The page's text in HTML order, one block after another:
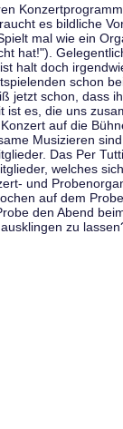
es bildliche
mal wie ein
hat!").
halt doch
schon
jetzt schon, dass
ist es, die uns
auf die
Musizieren
Das Per
welches
und
auf dem
den Abend
zu